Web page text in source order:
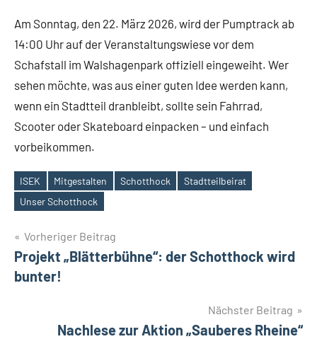
Am Sonntag, den 22. März 2026, wird der Pumptrack ab
14:00 Uhr auf der Veranstaltungswiese vor dem
Schafstall im Walshagenpark offiziell eingeweiht. Wer
sehen möchte, was aus einer guten Idee werden kann,
wenn ein Stadtteil dranbleibt, sollte sein Fahrrad,
Scooter oder Skateboard einpacken – und einfach
vorbeikommen.
Schlagwörter
ISEK Mitgestalten Schotthock
Stadtteilbeirat
Unser Schotthock
Beitragsnavigation
Vorheriger Beitrag
Projekt „Blätterbühne“: der Schotthock wird
bunter!
Nächster Beitrag
Nachlese zur Aktion „Sauberes Rheine“